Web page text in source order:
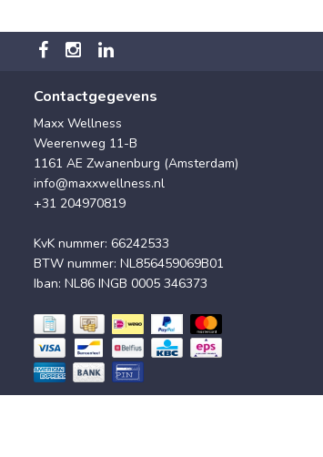
Contactgegevens
Maxx Wellness
Weerenweg 11-B
1161 AE Zwanenburg (Amsterdam)
info@maxxwellness.nl
+31 204970819
KvK nummer: 66242533
BTW nummer: NL856459069B01
Iban: NL86 INGB 0005 346373